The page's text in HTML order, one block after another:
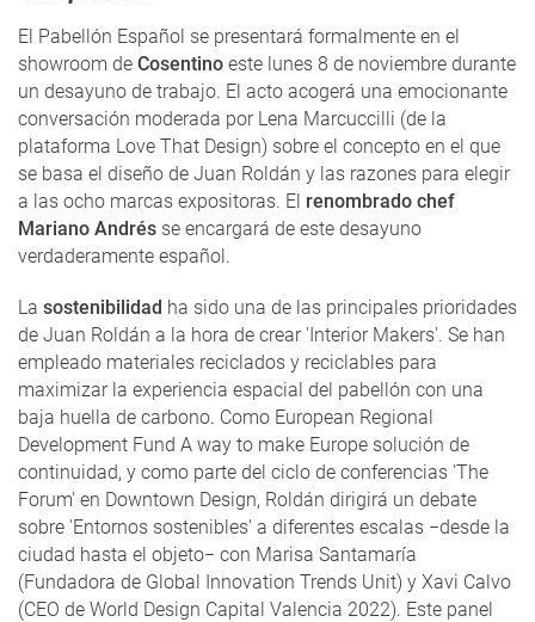
El Pabellón Español se presentará formalmente en el
showroom de Cosentino este lunes 8 de noviembre durante
un desayuno de trabajo. El acto acogerá una emocionante
conversación moderada por Lena Marcuccilli (de la
plataforma Love That Design) sobre el concepto en el que
se basa el diseño de Juan Roldán y las razones para elegir
a las ocho marcas expositoras. El renombrado chef
Mariano Andrés se encargará de este desayuno
verdaderamente español.
La sostenibilidad ha sido una de las principales prioridades
de Juan Roldán a la hora de crear 'Interior Makers'. Se han
empleado materiales reciclados y reciclables para
maximizar la experiencia espacial del pabellón con una
baja huella de carbono. Como European Regional
Development Fund A way to make Europe solución de
continuidad, y como parte del ciclo de conferencias 'The
Forum' en Downtown Design, Roldán dirigirá un debate
sobre 'Entornos sostenibles' a diferentes escalas −desde la
ciudad hasta el objeto− con Marisa Santamaría
(Fundadora de Global Innovation Trends Unit) y Xavi Calvo
(CEO de World Design Capital Valencia 2022). Este panel